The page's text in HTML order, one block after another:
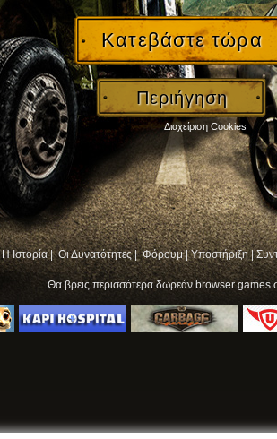
Κατεβάστε τώρα
Περιήγηση
Η Ιστορία | Οι Δυνατότητες | Φόρουμ|Υποστήριξη|
Θα βρεις περισσότερα δωρεάν browser games
Διαχείριση Cookies